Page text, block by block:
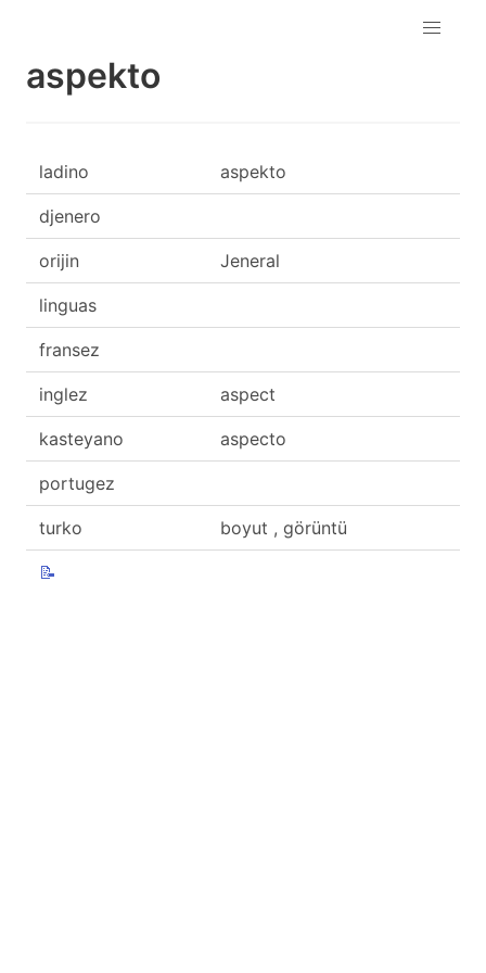
aspekto
ladino aspekto
djenero
orijin Jeneral
linguas
fransez
inglez aspect
kasteyano aspecto
portugez
turko boyut , görüntü
📝